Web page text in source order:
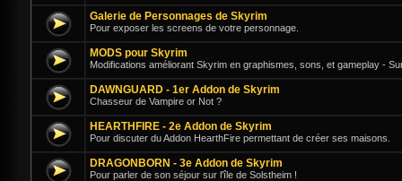
Galerie de Personnages de Skyrim
Pour exposer les screens de votre personnage.
MODS pour Skyrim
Modifications améliorant Skyrim en graphismes, sons, et gameplay -
DAWNGUARD - 1er Addon de Skyrim
Chasseur de Vampire or Not ?
HEARTHFIRE - 2e Addon de Skyrim
Pour discuter du Addon HearthFire permettant de créer ses maisons.
DRAGONBORN - 3e Addon de Skyrim
Pour parler de son séjour sur l'île de Solstheim !